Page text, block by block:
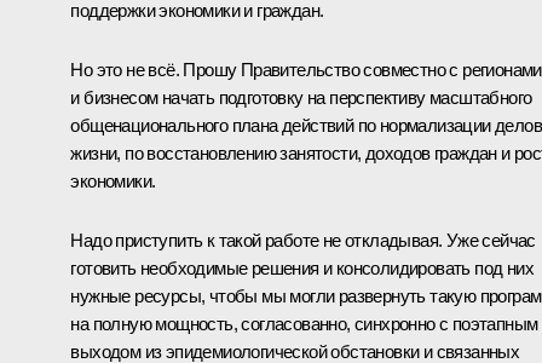
поддержки экономики и граждан.
Но это не всё. Прошу Правительство совместно с регионами
и бизнесом начать подготовку на перспективу масштабного
общенационального плана действий по нормализации
жизни, по восстановлению занятости, доходов граждан и
экономики.
Надо приступить к такой работе не откладывая. Уже сейчас
готовить необходимые решения и консолидировать под них
нужные ресурсы, чтобы мы могли развернуть такую
на полную мощность, согласованно, синхронно с поэтапным
выходом из эпидемиологической обстановки и связанных